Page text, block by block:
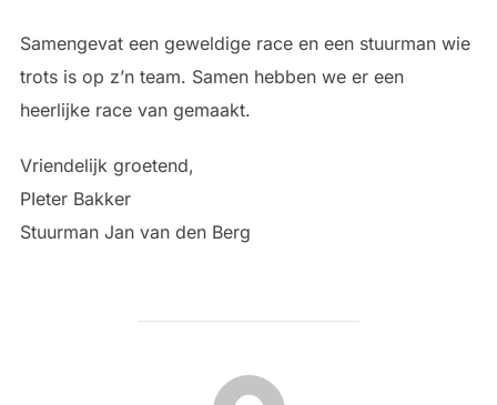
Samengevat een geweldige race en een stuurman wie
trots is op z’n team. Samen hebben we er een
heerlijke race van gemaakt.
Vriendelijk groetend,
PIeter Bakker
Stuurman Jan van den Berg
BERICHTAUTEUR